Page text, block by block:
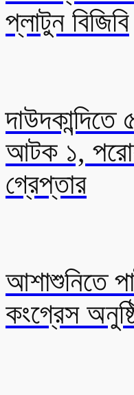
প্লাটুন বিজিবি
আটক ১,
গ্রেপ্তার
আশাশুনিতে
কংগ্রেস